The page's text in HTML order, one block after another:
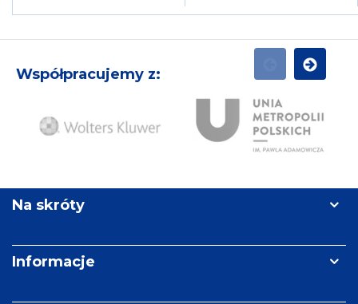
Współpracujemy z: POPRZEDNI
Adamowicza
Na skróty
Informacje